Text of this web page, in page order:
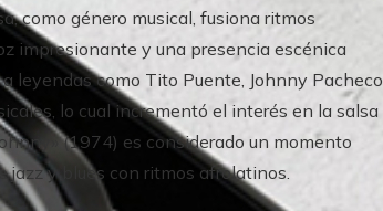
como género musical, fusiona ritmos
impresionante y una presencia escénica
leyendas como Tito Puente, Johnny Pacheco
lo cual incrementó el interés en la salsa
(1974) es considerado un momento
jazz y blues con ritmos afrolatinos.